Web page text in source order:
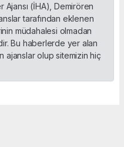
Ajansı (İHA), Demirören
tarafından eklenen
müdahalesi olmadan
Bu haberlerde yer alan
ajanslar olup sitemizin hiç